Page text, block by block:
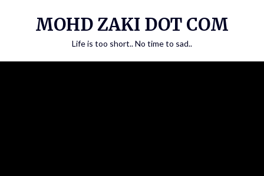
MOHD ZAKI DOT COM
Life is too short.. No time to sad..